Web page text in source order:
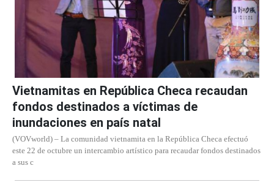
Vietnamitas en República Checa recaudan
fondos destinados a víctimas de
inundaciones en país natal
(VOVworld) – La comunidad vietnamita en la República Checa efectuó
este 22 de octubre un intercambio artístico para recaudar fondos destinados
a sus c